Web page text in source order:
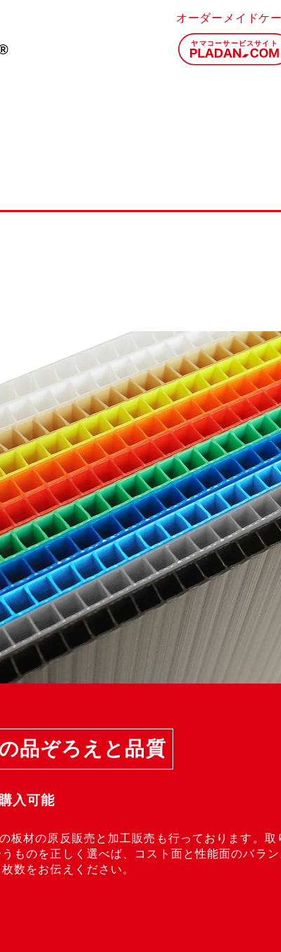
オーダーメイドケ
品ぞろえと品質
入可能
板材の原反販売と加工販売も行っております。
ものを正しく選べば、コスト面と性能面のバラ
数をお伝えください。